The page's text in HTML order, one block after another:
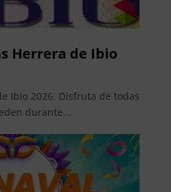
Herrera de Ibio
Ibio 2026. Disfruta de todas
durante...